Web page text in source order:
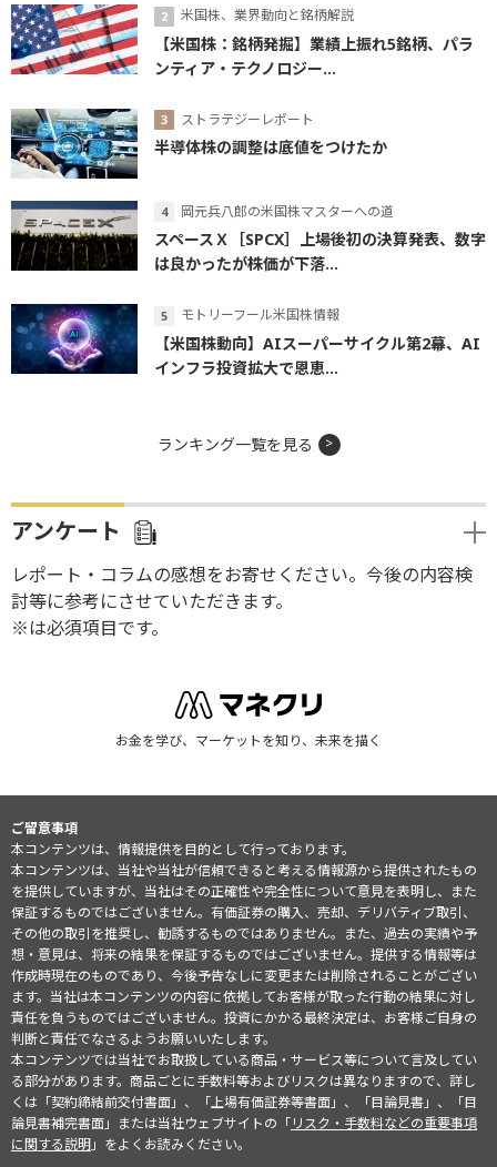
米国株、業界動向と銘柄解説
【米国株：銘柄発掘】業績上振れ5銘柄、パラ
ンティア・テクノロジー...
ストラテジーレポート
半導体株の調整は底値をつけたか
岡元兵八郎の米国株マスターへの道
スペースＸ［SPCX］上場後初の決算発表、数字
は良かったが株価が下落...
モトリーフール米国株情報
【米国株動向】AIスーパーサイクル第2幕、AI
インフラ投資拡大で恩恵...
ランキング一覧を見る
アンケート
レポート・コラムの感想をお寄せください。今後の内容検
討等に参考にさせていただきます。
※は必須項目です。
お金を学び、マーケットを知り、未来を描く
ご留意事項
本コンテンツは、情報提供を目的として行っております。
本コンテンツは、当社や当社が信頼できると考える情報源から提供されたもの
を提供していますが、当社はその正確性や完全性について意見を表明し、また
保証するものではございません。有価証券の購入、売却、デリバティブ取引、
その他の取引を推奨し、勧誘するものではありません。また、過去の実績や予
想・意見は、将来の結果を保証するものではございません。提供する情報等は
作成時現在のものであり、今後予告なしに変更または削除されることがござい
ます。当社は本コンテンツの内容に依拠してお客様が取った行動の結果に対し
責任を負うものではございません。投資にかかる最終決定は、お客様ご自身の
判断と責任でなさるようお願いいたします。
本コンテンツでは当社でお取扱している商品・サービス等について言及してい
る部分があります。商品ごとに手数料等およびリスクは異なりますので、詳し
くは「契約締結前交付書面」、「上場有価証券等書面」、「目論見書」、「目
論見書補完書面」または当社ウェブサイトの「リスク・手数料などの重要事項
に関する説明」をよくお読みください。